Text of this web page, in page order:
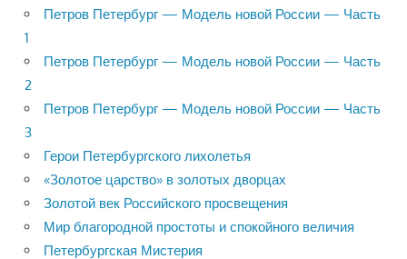
Петров Петербург — Модель новой России — Часть
1
Петров Петербург — Модель новой России — Часть
2
Петров Петербург — Модель новой России — Часть
3
Герои Петербургского лихолетья
«Золотое царство» в золотых дворцах
Золотой век Российского просвещения
Мир благородной простоты и спокойного величия
Петербургская Мистерия